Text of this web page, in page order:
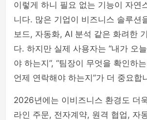
이렇게 하니 필요 없는 기능이 자연
니다. 많은 기업이 비즈니스 솔루션
보드, 자동화, AI 분석 같은 화려한
다. 하지만 실제 사용자는 “내가 오
야 하는지”, “팀장이 무엇을 확인하는
언제 연락해야 하는지”가 더 중요합
2026년에는 이비즈니스 환경도 더
라인 주문, 전자계약, 원격 협업, 자